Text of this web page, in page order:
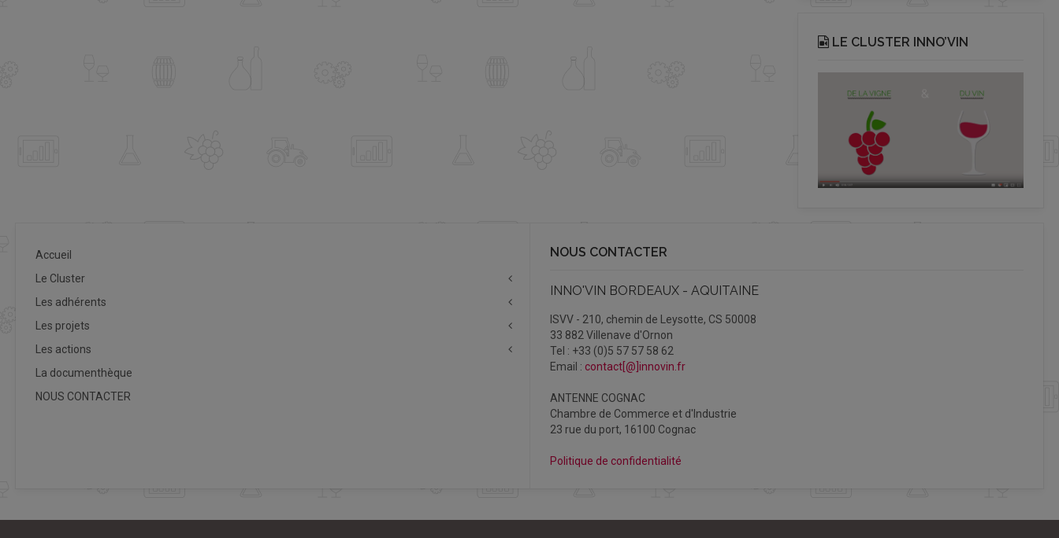
LE CLUSTER INNO’VIN
Accueil
Le Cluster
Les adhérents
Les projets
Les actions
La documenthèque
NOUS CONTACTER
NOUS CONTACTER
INNO'VIN BORDEAUX - AQUITAINE
ISVV - 210, chemin de Leysotte, CS 50008
33 882 Villenave d'Ornon
Tel : +33 (0)5 57 57 58 62
Email : contact[@]innovin.fr
ANTENNE COGNAC
Chambre de Commerce et d'Industrie
23 rue du port, 16100 Cognac
Politique de confidentialité